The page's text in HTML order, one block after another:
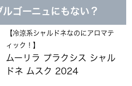
ゴーニュにもない？
【冷涼系シャルドネなのにアロマテ
ィック！】
ムーリラ プラクシス シャル
ドネ ムスク 2024